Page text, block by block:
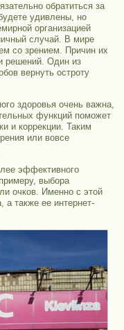
обратиться за
удивлены, но
организацией
случай. В мире
со зрением. Причин их
решений. Один из
вернуть остроту
здоровья очень важна,
функций поможет
и коррекции. Таким
или вовсе
эффективного
выбора
очков. Именно с этой
а также ее интернет-